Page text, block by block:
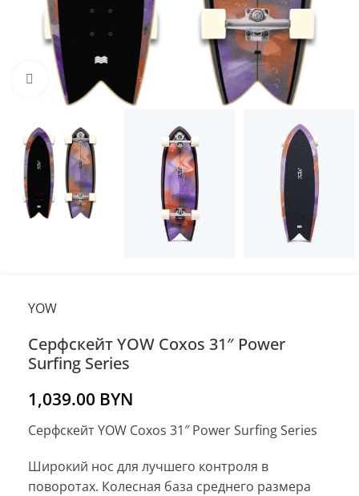
Нажмите, чтобы увеличить
YOW
Серфскейт YOW Coxos 31″ Power
Surfing Series
1,039.00 BYN
Серфскейт YOW Coxos 31″ Power Surfing Series
Широкий нос для лучшего контроля в
поворотах. Колесная база среднего размера